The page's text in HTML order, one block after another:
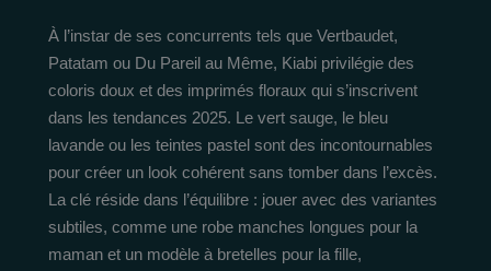
À l’instar de ses concurrents tels que Vertbaudet,
Patatam ou Du Pareil au Même, Kiabi privilégie des
coloris doux et des imprimés floraux qui s’inscrivent
dans les tendances 2025. Le vert sauge, le bleu
lavande ou les teintes pastel sont des incontournables
pour créer un look cohérent sans tomber dans l’excès.
La clé réside dans l’équilibre : jouer avec des variantes
subtiles, comme une robe manches longues pour la
maman et un modèle à bretelles pour la fille,